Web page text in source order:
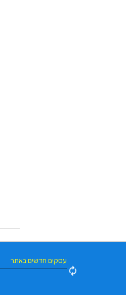
עסקים חדשים באתר